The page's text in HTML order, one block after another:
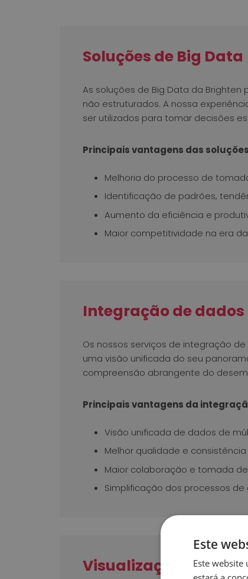
Soluções de Big Data
As soluções de Big Data da
não estruturados. A nossa
ser utilizados para tomar decisões
Principais vantagens das
Melhoria do processo de
Identificação de padrões,
Aumento da eficiência e
Maior competitividade na era
Integração de dados
Os nossos serviços de integração
uma visão unificada do seu
compreensão abrangente do
Principais vantagens da
Visão unificada de dados de
Melhor qualidade e
Maior colaboração e tomada
Simplificação dos processos
Visualização de
Este
Este